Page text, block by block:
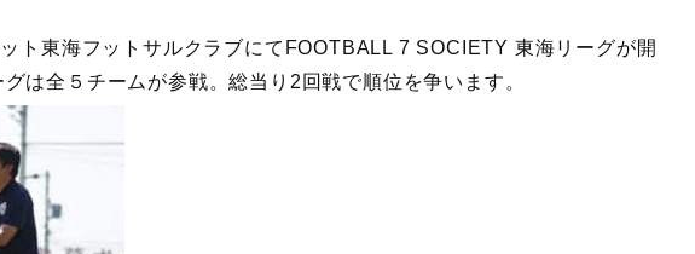
ト東海フットサルクラブにてFOOTBALL 7 SOCIETY 東海リーグが開
は全５チームが参戦。総当り2回戦で順位を争います。